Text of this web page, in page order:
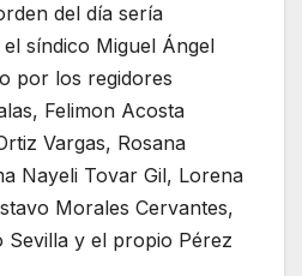
del día sería
síndico Miguel Ángel
por los regidores
Felimon Acosta
Vargas, Rosana
Nayeli Tovar Gil, Lorena
Morales Cervantes,
Sevilla y el propio Pérez